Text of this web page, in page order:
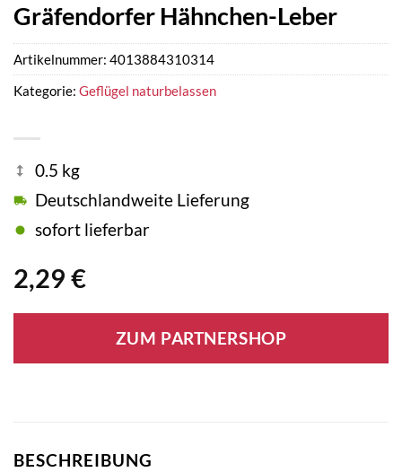
Gräfendorfer Hähnchen-Leber
2,29 €
0.5 kg
Deutschlandweite Lieferung
sofort lieferbar
ZUM PARTNERSHOP
Artikelnummer: 4013884310314
Kategorie: Geflügel naturbelassen
BESCHREIBUNG